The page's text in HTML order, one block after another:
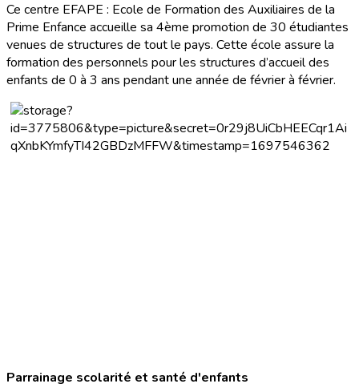
Ce centre EFAPE : Ecole de Formation des Auxiliaires de la
Prime Enfance accueille sa 4ème promotion de 30 étudiantes
venues de structures de tout le pays. Cette école assure la
formation des personnels pour les structures d’accueil des
enfants de 0 à 3 ans pendant une année de février à février.
Parrainage scolarité et santé d'enfants